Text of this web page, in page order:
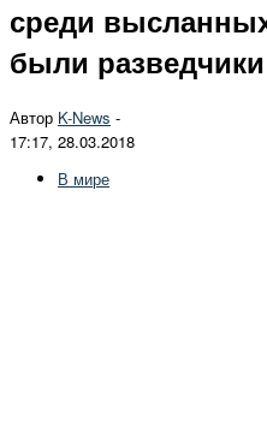
среди
были разведчики
Автор K-News -
17:17, 28.03.2018
В мире